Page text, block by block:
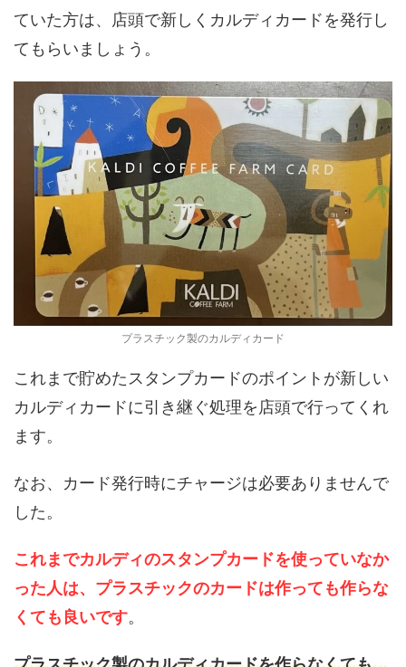
ていた方は、店頭で新しくカルディカードを発行し
てもらいましょう。
プラスチック製のカルディカード
これまで貯めたスタンプカードのポイントが新しい
カルディカードに引き継ぐ処理を店頭で行ってくれ
ます。
なお、カード発行時にチャージは必要ありませんで
した。
これまでカルディのスタンプカードを使っていなか
った人は、プラスチックのカードは作っても作らな
くても良いです。